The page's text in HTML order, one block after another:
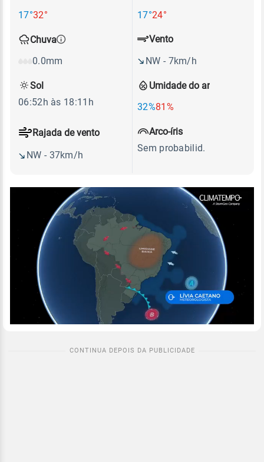
17°32°
17°24°
Chuva
0.0mm
Umidade do ar
32%81%
Vento
NW - 7km/h
Rajada de vento
NW - 37km/h
Sol
06:52h às 18:11h
Arco-íris
Sem probabilid.